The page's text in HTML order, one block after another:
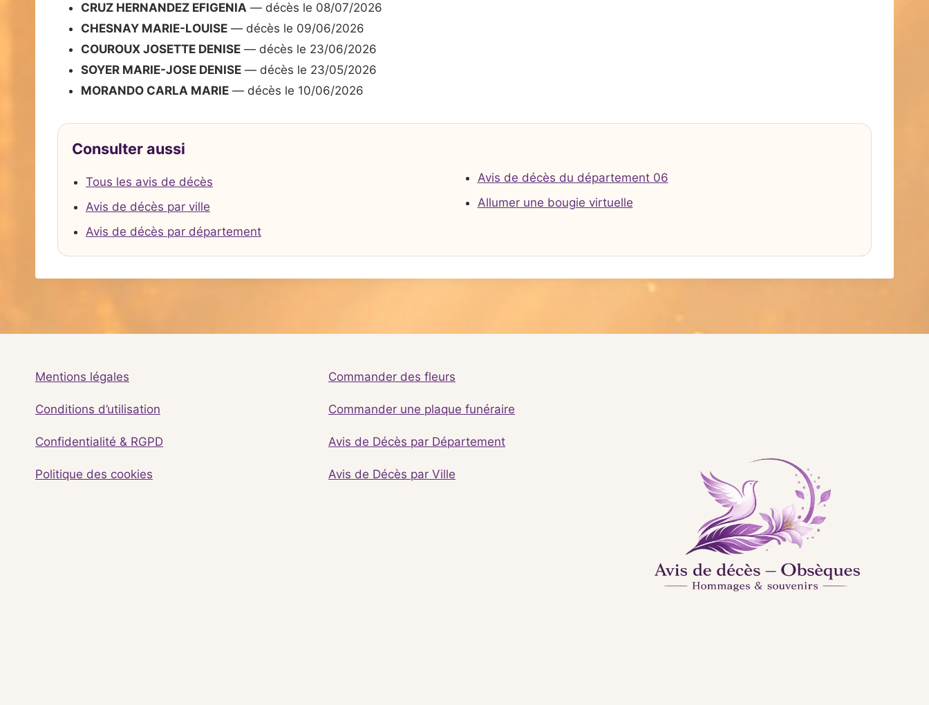
CRUZ HERNANDEZ EFIGENIA — décès le 08/07/2026
CHESNAY MARIE-LOUISE — décès le 09/06/2026
COUROUX JOSETTE DENISE — décès le 23/06/2026
SOYER MARIE-JOSE DENISE — décès le 23/05/2026
MORANDO CARLA MARIE — décès le 10/06/2026
Consulter aussi
Tous les avis de décès
Avis de décès par ville
Avis de décès par département
Avis de décès du département 06
Allumer une bougie virtuelle
Mentions légales
Conditions d’utilisation
Confidentialité & RGPD
Politique des cookies
Commander des fleurs
Commander une plaque funéraire
Avis de Décès par Département
Avis de Décès par Ville